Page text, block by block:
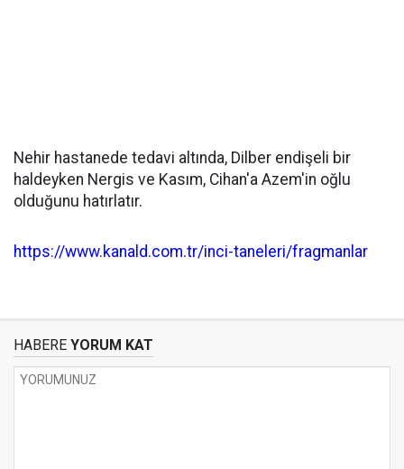
Nehir hastanede tedavi altında, Dilber endişeli bir
haldeyken Nergis ve Kasım, Cihan'a Azem'in oğlu
olduğunu hatırlatır.
https://www.kanald.com.tr/inci-taneleri/fragmanlar
HABERE YORUM KAT